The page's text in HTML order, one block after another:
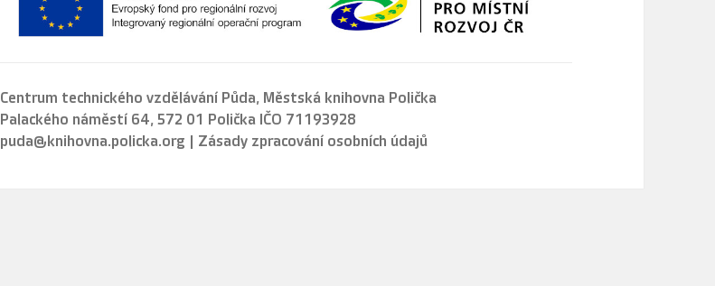
Centrum technického vzdělávání Půda, Městská knihovna Polička
Palackého náměstí 64, 572 01 Polička IČO 71193928
puda@knihovna.policka.org
Zásady zpracování osobních údajů